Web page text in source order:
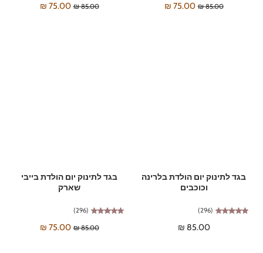
85.00 ₪
75.00 ₪
85.00 ₪
75.00 ₪
בגד לתינוק יום הולדת בלרינה
וכוכבים
(296)
85.00 ₪
בגד לתינוק יום הולדת בייבי
שארק
(296)
85.00 ₪
75.00 ₪